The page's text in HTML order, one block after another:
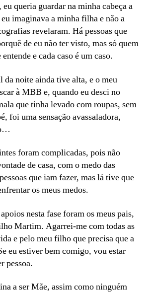
queria guardar na minha cabeça a
imaginava a minha filha e não a
revelaram. Há pessoas que
de eu não ter visto, mas só quem
e cada caso é um caso.
da noite ainda tive alta, e o meu
à MBB e, quando eu desci no
que tinha levado com roupas, sem
foi uma sensação avassaladora,
foram complicadas, pois não
de casa, com o medo das
que iam fazer, mas lá tive que
os meus medos.
nesta fase foram os meus pais,
Martim. Agarrei-me com todas as
e pelo meu filho que precisa que a
eu estiver bem comigo, vou estar
pessoa.
a ser Mãe, assim como ninguém